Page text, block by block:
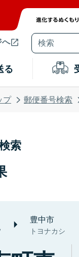
へ
る
プ 郵便番号検索
索
豊中市
トヨナカシ